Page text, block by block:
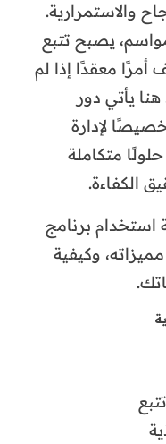
والاستمرارية.
يصبح تتبع
أمرًا معقدًا إذا لم
يأتي دور
لإدارة
متكاملة
الكفاءة.
استخدام برنامج
مميزاته، وكيفية